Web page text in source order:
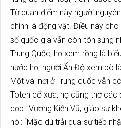
Từ quan điểm này người
chính là động vật. Điều này
số quốc gia vẫn còn tôn sùng
Trung Quốc, họ xem rồng là
nước họ, người Ấn Độ xem bò
Một vài nơi ở Trung quốc vẫn
Toten cổ xưa, họ cũng thờ các
cọp…Vương Kiến Vũ, giáo sư
nói: “Mặc dù trải qua sự tiếp